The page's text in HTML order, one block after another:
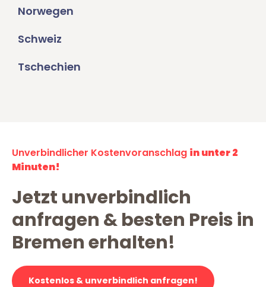
Norwegen
Schweiz
Tschechien
Unverbindlicher Kostenvoranschlag in unter 2
Minuten!
Jetzt unverbindlich
anfragen & besten Preis in
Bremen erhalten!
Kostenlos & unverbindlich anfragen!